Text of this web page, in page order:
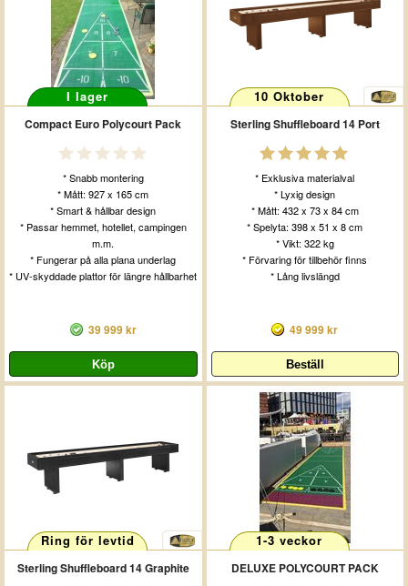
I lager
Compact Euro Polycourt Pack
* Snabb montering
* Mått: 927 x 165 cm
* Smart & hållbar design
* Passar hemmet, hotellet, campingen
m.m.
* Fungerar på alla plana underlag
* UV-skyddade plattor för längre hållbarhet
39 999 kr
10 Oktober
Sterling Shuffleboard 14 Port
* Exklusiva materialval
* Lyxig design
* Mått: 432 x 73 x 84 cm
* Spelyta: 398 x 51 x 8 cm
* Vikt: 322 kg
* Förvaring för tillbehör finns
* Lång livslängd
49 999 kr
Ring för levtid
Sterling Shuffleboard 14 Graphite
1-3 veckor
DELUXE POLYCOURT PACK